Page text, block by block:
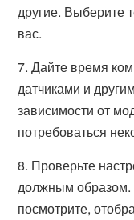
другие. Выберите
вас.
7. Дайте время
датчиками и
зависимости от
потребоваться
8. Проверьте
должным образом.
посмотрите,